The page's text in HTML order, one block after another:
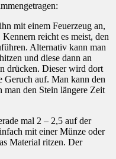
mit einem Feuerzeug an,
reicht es meist, den
Alternativ kann man
und diese dann an
drücken. Dieser wird dort
Geruch auf. Man kann den
den Stein längere Zeit
mal 2 – 2,5 auf der
mit einer Münze oder
Material ritzen. Der